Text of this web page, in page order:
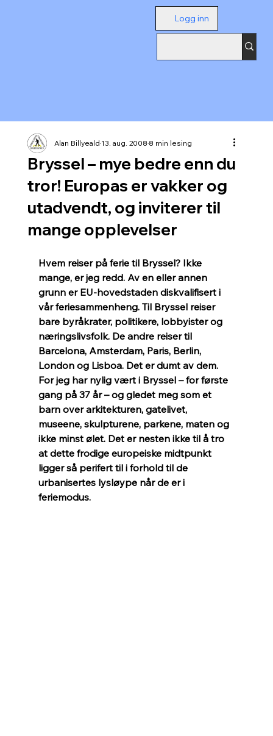
Logg inn
Bryssel – mye bedre enn du
tror! Europas er vakker og
utadvendt, og inviterer til
mange opplevelser
Alan Billyeald13. aug. 20088 min lesing
Hvem reiser på ferie til Bryssel? Ikke
mange, er jeg redd. Av en eller annen
grunn er EU-hovedstaden diskvalifisert i
vår feriesammenheng. Til Bryssel reiser
bare byråkrater, politikere, lobbyister og
næringslivsfolk. De andre reiser til
Barcelona, Amsterdam, Paris, Berlin,
London og Lisboa. Det er dumt av dem.
For jeg har nylig vært i Bryssel – for første
gang på 37 år – og gledet meg som et
barn over arkitekturen, gatelivet,
museene, skulpturene, parkene, maten og
ikke minst ølet. Det er nesten ikke til å tro
at dette frodige europeiske midtpunkt
ligger så perifert til i forhold til de
urbanisertes lysløype når de er i
feriemodus.